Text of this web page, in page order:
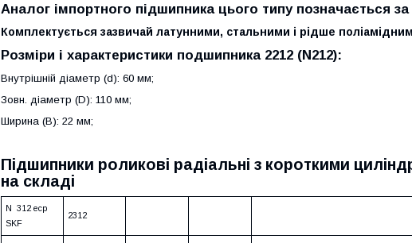
Аналог імпортного підшипника цього типу позначається за
Комплектується зазвичай латунними, стальними і рідше
Розміри і характеристики подшипника 2212 (N212):
Внутрішній діаметр (d): 60 мм;
Зовн. діаметр (D): 110 мм;
Ширина (B): 22 мм;
Підшипники роликові радіальні з короткими
на складі
N 312 ecp
SKF
2312